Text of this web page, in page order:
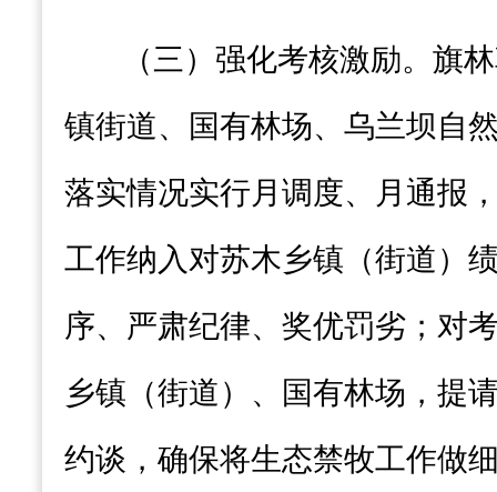
（三）强化考核激励。 旗
镇街道、国有林场、乌兰坝自
落实情况实行月调度、月通报
工作纳入对苏木乡镇（街道）
序、严肃纪律、奖优罚劣；对
乡镇（街道）、国有林场，提
约谈，确保将生态禁牧工作做